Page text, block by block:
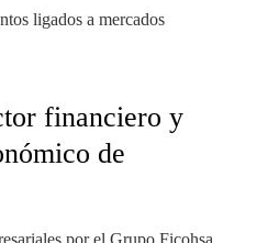
ligados a mercados
financiero y
de